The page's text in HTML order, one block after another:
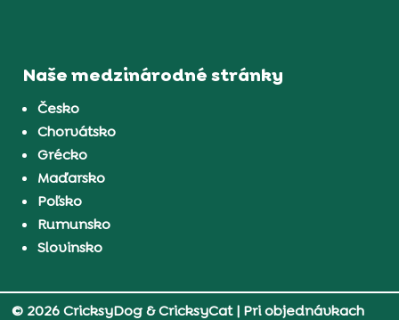
Naše medzinárodné stránky
Česko
Chorvátsko
Grécko
Maďarsko
Poľsko
Rumunsko
Slovinsko
© 2026 CricksyDog & CricksyCat| Pri objednávkach